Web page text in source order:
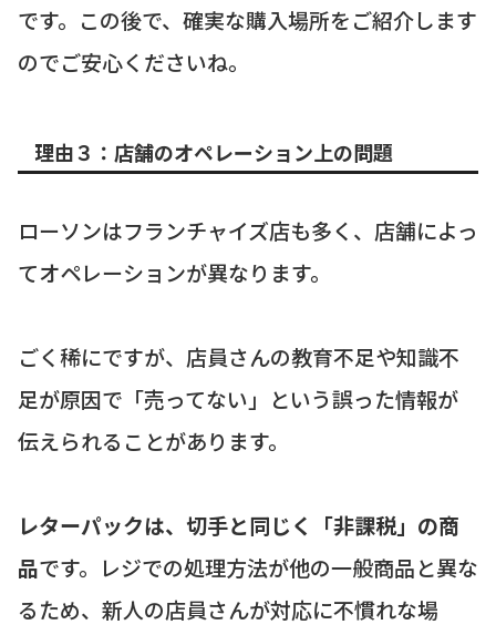
です。この後で、確実な購入場所をご紹介します
のでご安心くださいね。
理由３：店舗のオペレーション上の問題
ローソンはフランチャイズ店も多く、店舗によっ
てオペレーションが異なります。
ごく稀にですが、店員さんの教育不足や知識不
足が原因で「売ってない」という誤った情報が
伝えられることがあります。
レターパックは、切手と同じく「非課税」の商
品です。レジでの処理方法が他の一般商品と異な
るため、新人の店員さんが対応に不慣れな場